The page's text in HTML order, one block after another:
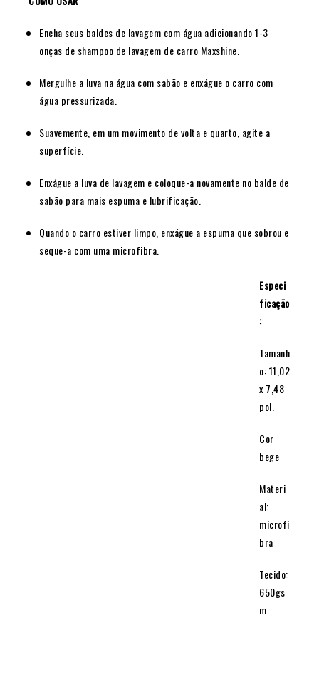
Encha seus baldes de lavagem com água adicionando 1-3
onças de shampoo de lavagem de carro Maxshine.
Mergulhe a luva na água com sabão e enxágue o carro com
água pressurizada.
Suavemente, em um movimento de volta e quarto, agite a
superfície.
Enxágue a luva de lavagem e coloque-a novamente no balde de
sabão para mais espuma e lubrificação.
Quando o carro estiver limpo, enxágue a espuma que sobrou e
seque-a com uma microfibra.
Especi
ficação
:
Tamanh
o: 11,02
x 7,48
pol.
Cor
bege
Materi
al:
microfi
bra
Tecido:
650gs
m